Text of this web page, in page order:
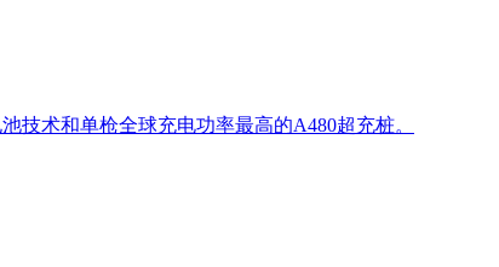
技术和单枪全球充电功率最高的A480超充桩。